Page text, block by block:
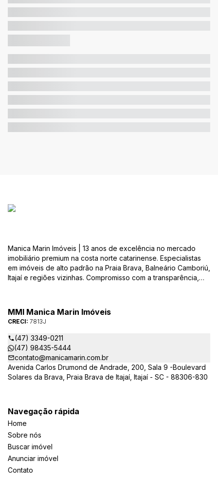
Manica Marin Imóveis | 13 anos de excelência no mercado
imobiliário premium na costa norte catarinense. Especialistas
em imóveis de alto padrão na Praia Brava, Balneário Camboriú,
Itajaí e regiões vizinhas. Compromisso com a transparência,
entende e valoriza seu investimento.
MMI Manica Marin Imóveis
CRECI: 7813J
(47) 3349-0211
(47) 98435-5444
contato@manicamarin.com.br
Avenida Carlos Drumond de Andrade, 200, Sala 9 -Boulevard
Solares da Brava, Praia Brava de Itajaí, Itajaí - SC - 88306-830
Navegação rápida
Home
Sobre nós
Buscar imóvel
Anunciar imóvel
Contato